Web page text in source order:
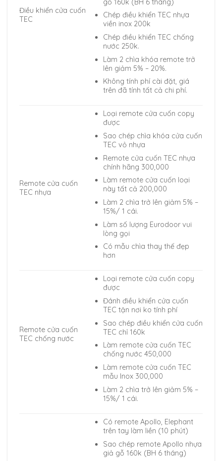
Điều khiển cửa cuốn
TEC
gỗ 160k (BH 6 tháng)
Chép điều khiển TEC nhựa
viền inox 200k
Chép điều khiển TEC chống
nước 250k.
Làm 2 chìa khóa remote trở
lên giảm 5% – 20%.
Không tính phí cài đặt, giá
trên đã tính tất cả chi phí.
Remote cửa cuốn
TEC nhựa
Loại remote cửa cuốn copy
được
Sao chép chìa khóa cửa cuốn
TEC vỏ nhựa
Remote cửa cuốn TEC nhựa
chính hãng 300,000
Làm remote cửa cuốn loại
này tất cả 200,000
Làm 2 chìa trở lên giảm 5% –
15%/ 1 cái.
Làm số lượng Eurodoor vui
lòng gọi
Có mẫu chìa thay thế đẹp
hơn
Remote cửa cuốn
TEC chống nước
Loại remote cửa cuốn copy
được
Đánh điều khiển cửa cuốn
TEC tận nơi ko tính phí
Sao chép điều khiển cửa cuốn
TEC chỉ 160k
Làm remote cửa cuốn TEC
chống nước 450,000
Làm remote cửa cuốn TEC
mẫu Inox 300,000
Làm 2 chìa trở lên giảm 5% –
15%/ 1 cái.
Có remote Apollo, Elephant
trên tay làm liền (10 phút)
Sao chép remote Apollo nhựa
giả gỗ 160k (BH 6 tháng)